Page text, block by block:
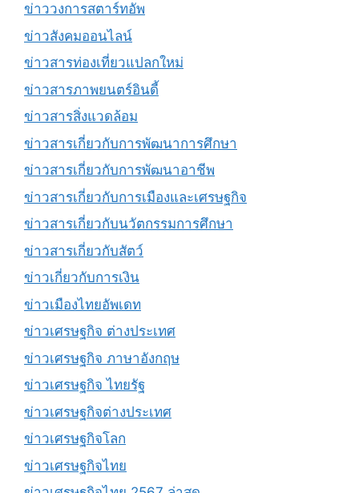
ข่าววงการสตาร์ทอัพ
ข่าวสังคมออนไลน์
ข่าวสารท่องเที่ยวแปลกใหม่
ข่าวสารภาพยนตร์อินดี้
ข่าวสารสิ่งแวดล้อม
ข่าวสารเกี่ยวกับการพัฒนาการศึกษา
ข่าวสารเกี่ยวกับการพัฒนาอาชีพ
ข่าวสารเกี่ยวกับการเมืองและเศรษฐกิจ
ข่าวสารเกี่ยวกับนวัตกรรมการศึกษา
ข่าวสารเกี่ยวกับสัตว์
ข่าวเกี่ยวกับการเงิน
ข่าวเมืองไทยอัพเดท
ข่าวเศรษฐกิจ ต่างประเทศ
ข่าวเศรษฐกิจ ภาษาอังกฤษ
ข่าวเศรษฐกิจ ไทยรัฐ
ข่าวเศรษฐกิจต่างประเทศ
ข่าวเศรษฐกิจโลก
ข่าวเศรษฐกิจไทย